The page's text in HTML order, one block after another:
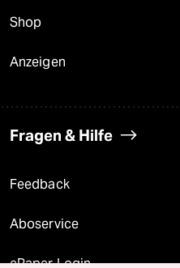
Shop
Anzeigen
Fragen & Hilfe
Feedback
Aboservice
ePaper Login